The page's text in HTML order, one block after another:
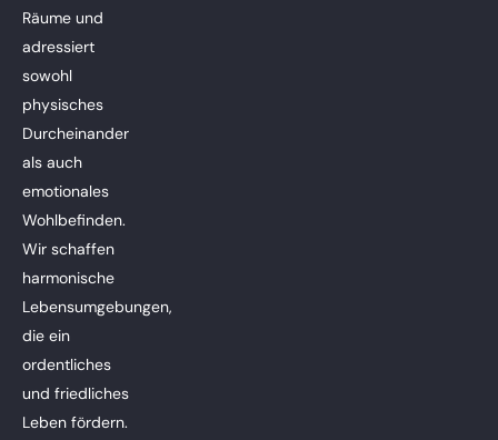
Räume und
adressiert
sowohl
physisches
Durcheinander
als auch
emotionales
Wohlbefinden.
Wir schaffen
harmonische
Lebensumgebungen,
die ein
ordentliches
und friedliches
Leben fördern.